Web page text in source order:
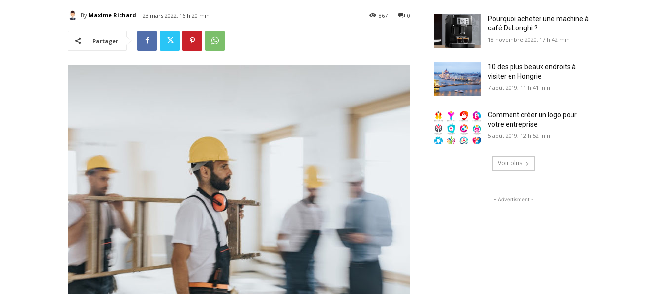
By Maxime Richard 23 mars 2022, 16 h 20 min 0
867
Partager
Pourquoi acheter une machine à
café DeLonghi ?
18 novembre 2020, 17 h 42 min
10 des plus beaux endroits à
visiter en Hongrie
7 août 2019, 11 h 41 min
Comment créer un logo pour
votre entreprise
5 août 2019, 12 h 52 min
Voir plus
- Advertisment -